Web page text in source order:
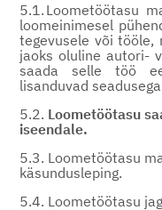
5.1. Loometöötasu
loomeinimesel
tegevusele või tööle,
jaoks oluline autori-
saada selle töö
lisanduvad
5.2. Loometöötasu
iseendale.
5.3. Loometöötasu
käsundusleping.
5.4. Loometöötasu